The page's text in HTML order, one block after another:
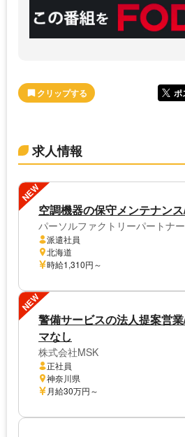
ポ
求人情報
NEW
空調機器の保守メンテナン
パーソルファクトリーパートナ
派遣社員
北海道
時給1,310円～
NEW
警備サービスの法人提案営
マなし
株式会社MSK
正社員
神奈川県
月給30万円～